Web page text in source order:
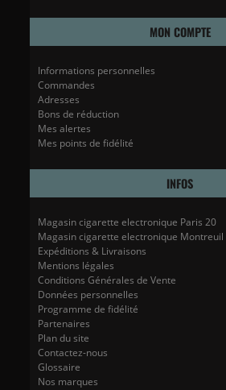
MON COMPTE
Informations personnelles
Commandes
Adresses
Bons de réduction
Mes alertes
Mes points de fidélité
INFOS
Magasin cigarette electronique Paris 20
Magasin cigarette electronique Montreuil
Expéditions & Livraisons
Mentions légales
Conditions Générales de Vente
Données personnelles
Programme de fidélité
Partenaires
Plan du site
Contactez-nous
Glossaire
Nos marques